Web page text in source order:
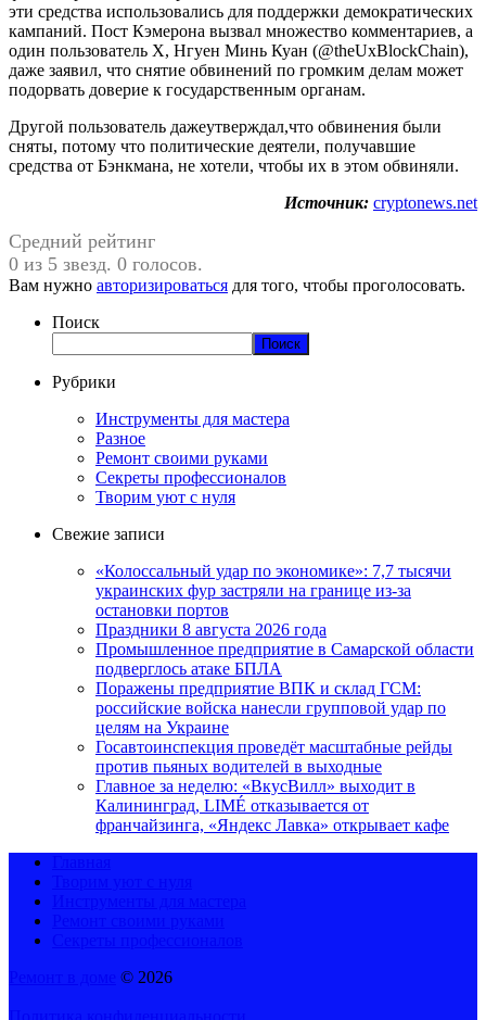
эти средства использовались для поддержки демократических
кампаний. Пост Кэмерона вызвал множество комментариев, а
один пользователь X, Нгуен Минь Куан (@theUxBlockChain),
даже заявил, что снятие обвинений по громким делам может
подорвать доверие к государственным органам.
Другой пользователь дажеутверждал,что обвинения были
сняты, потому что политические деятели, получавшие
средства от Бэнкмана, не хотели, чтобы их в этом обвиняли.
Источник: cryptonews.net
Средний рейтинг
0 из 5 звезд. 0 голосов.
Вам нужно авторизироваться для того, чтобы проголосовать.
Поиск
Поиск
Рубрики
Инструменты для мастера
Разное
Ремонт своими руками
Секреты профессионалов
Творим уют с нуля
Свежие записи
«Колоссальный удар по экономике»: 7,7 тысячи
украинских фур застряли на границе из-за
остановки портов
Праздники 8 августа 2026 года
Промышленное предприятие в Самарской области
подверглось атаке БПЛА
Поражены предприятие ВПК и склад ГСМ:
российские войска нанесли групповой удар по
целям на Украине
Госавтоинспекция проведёт масштабные рейды
против пьяных водителей в выходные
Главное за неделю: «ВкусВилл» выходит в
Калининград, LIMÉ отказывается от
франчайзинга, «Яндекс Лавка» открывает кафе
© 2026